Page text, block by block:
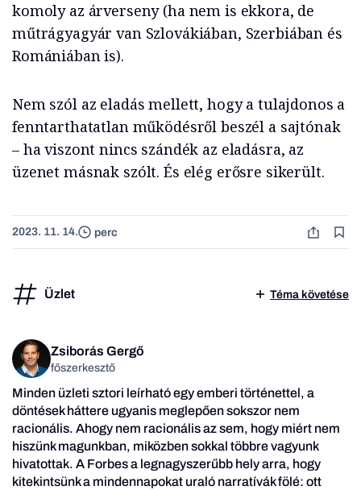
komoly az árverseny (ha nem is ekkora, de
műtrágyagyár van Szlovákiában, Szerbiában és
Romániában is).
Nem szól az eladás mellett, hogy a tulajdonos a
fenntarthatatlan működésről beszél a sajtónak
– ha viszont nincs szándék az eladásra, az
üzenet másnak szólt. És elég erősre sikerült.
2023. 11. 14. perc
Üzlet Téma követése
Zsiborás Gergő
főszerkesztő
Minden üzleti sztori leírható egy emberi történettel, a
döntések háttere ugyanis meglepően sokszor nem
racionális. Ahogy nem racionális az sem, hogy miért nem
hiszünk magunkban, miközben sokkal többre vagyunk
hivatottak. A Forbes a legnagyszerűbb hely arra, hogy
kitekintsünk a mindennapokat uraló narratívák fölé: ott